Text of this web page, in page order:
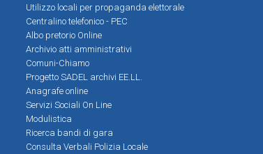
Utilizzo locali per propaganda elettorale
Centralino telefonico - PEC
Albo pretorio Online
Archivio atti amministrativi
Comuni-Chiamo
Progetto SADEL archivi EE.LL.
Anagrafe online
Servizi Sociali On Line
Modulistica
Ricerca bandi di gara
Consulta Verbali Polizia Locale